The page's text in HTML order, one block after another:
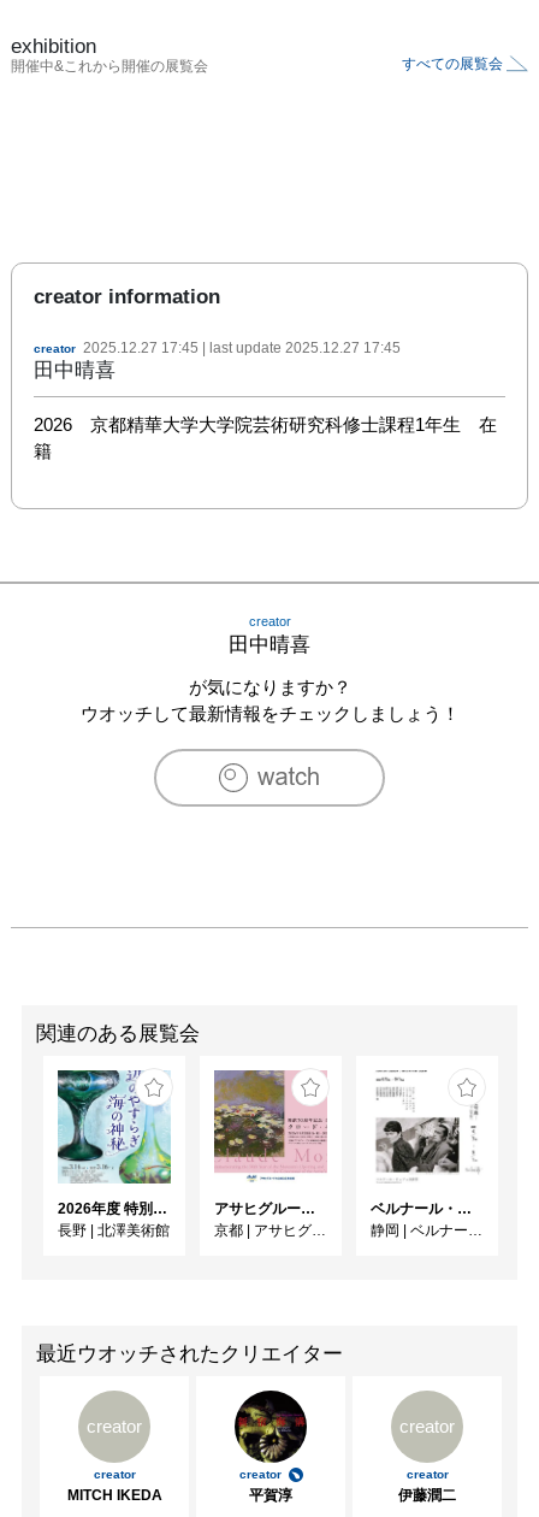
exhibition
開催中&これから開催の展覧会 すべての展覧会
creator information
creator 2025.12.27 17:45 | last update 2025.12.27 17:45
田中晴喜
2026　京都精華大学大学院芸術研究科修士課程1年生　在
籍
creator
田中晴喜
が気になりますか？
ウオッチして最新情報をチェックしましょう！
関連のある展覧会
2026年度 特別展「ガレとドーム、アール･ヌーヴォーのガラス 水辺のやすらぎ、海の神秘」
長野 | 北澤美術館
アサヒグループ大山崎山荘美術館 開館30周年記念展「没後100年 クロード・モネ」
京都 | アサヒグループ大山崎山荘美術館
ベルナール・ビュフェと写真 ーカメラがとらえたビュフェとその時代、そして21 世紀へ
静岡 | ベルナール・ビュフェ美術館
最近ウオッチされたクリエイター
creator
creator
MITCH IKEDA
creator
平賀淳
creator
creator
伊藤潤二